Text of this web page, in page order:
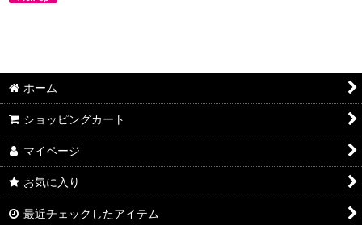
ホーム
ショッピングカート
マイページ
お気に入り
最近チェックしたアイテム